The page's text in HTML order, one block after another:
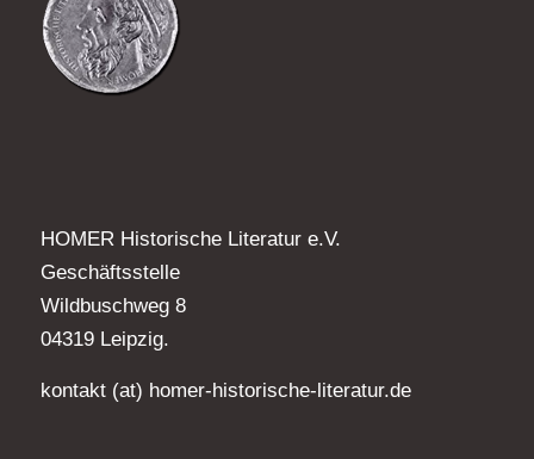
HOMER Historische Literatur e.V.
Geschäftsstelle
Wildbuschweg 8
04319 Leipzig.
kontakt (at) homer-historische-literatur.de